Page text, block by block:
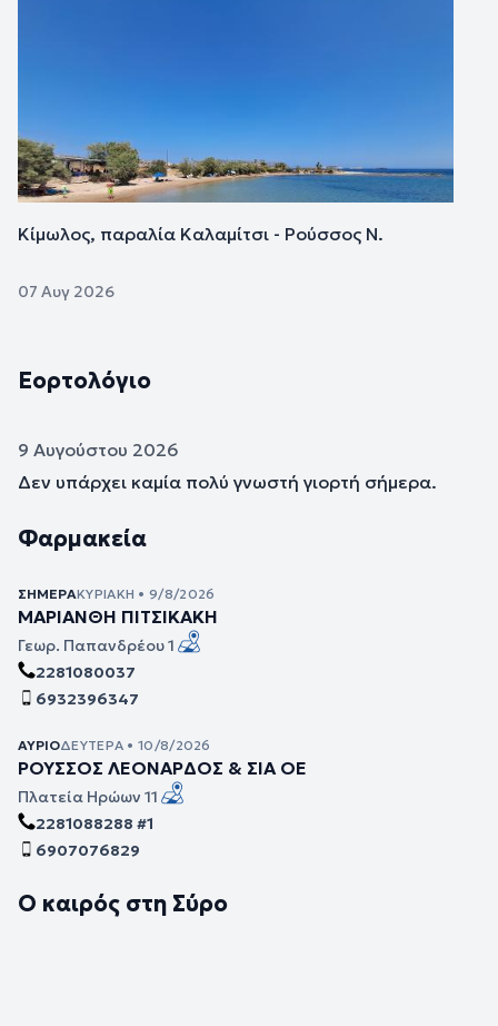
Κίμωλος, παραλία Καλαμίτσι - Ρούσσος Ν.
07 Αυγ 2026
Εορτολόγιο
9 Αυγούστου 2026
Δεν υπάρχει καμία πολύ γνωστή γιορτή σήμερα.
Φαρμακεία
ΣΉΜΕΡΑΚΥΡΙΑΚΉ • 9/8/2026
ΜΑΡΙΑΝΘΗ ΠΙΤΣΙΚΑΚΗ
Γεωρ. Παπανδρέου 1
2281080037
6932396347
ΑΎΡΙΟΔΕΥΤΈΡΑ • 10/8/2026
ΡΟΥΣΣΟΣ ΛΕΟΝΑΡΔΟΣ & ΣΙΑ ΟΕ
Πλατεία Ηρώων 11
2281088288 #1
6907076829
Ο καιρός στη Σύρο